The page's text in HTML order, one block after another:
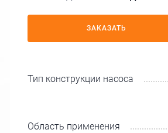
ЗАКАЗАТЬ
Тип конструкции насоса
Область применения